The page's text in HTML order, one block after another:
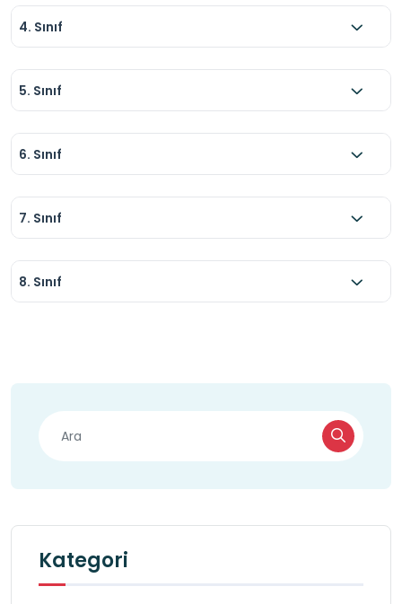
4. Sınıf
5. Sınıf
6. Sınıf
7. Sınıf
8. Sınıf
Kategori